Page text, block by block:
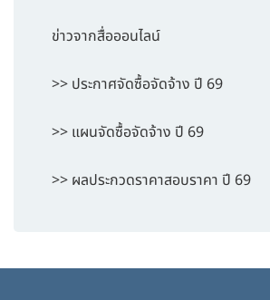
ข่าวจากสื่อออนไลน์
>> ประกาศจัดซื้อจัดจ้าง ปี 69
>> แผนจัดซื้อจัดจ้าง ปี 69
>> ผลประกวดราคาสอบราคา ปี 69